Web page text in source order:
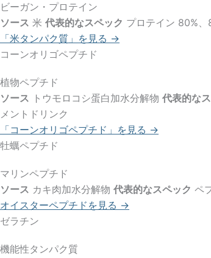
ビーガン・プロテイン
ソース 米 代表的なスペック プロテイン 80%
「米タンパク質」を見る →
コーンオリゴペプチド
植物ペプチド
ソース トウモロコシ蛋白加水分解物 代表的な
メントドリンク
「コーンオリゴペプチド」を見る →
牡蠣ペプチド
マリンペプチド
ソース カキ肉加水分解物 代表的なスペック ペ
オイスターペプチドを見る →
ゼラチン
機能性タンパク質